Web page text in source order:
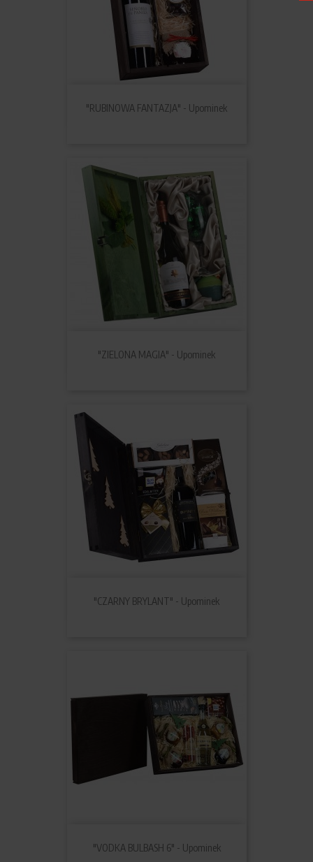
"RUBINOWA FANTAZJA" - Upominek
"ZIELONA MAGIA" - Upominek
"CZARNY BRYLANT" - Upominek
"VODKA BULBASH 6" - Upominek